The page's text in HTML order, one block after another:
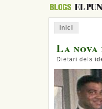
Inici
La
Dietari dels